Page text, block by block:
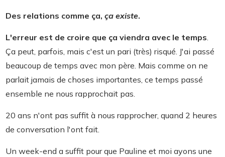
Des relations comme ça, ça existe.
L'erreur est de croire que ça viendra avec le temps.
Ça peut, parfois, mais c'est un pari (très) risqué. J'ai passé
beaucoup de temps avec mon père. Mais comme on ne
parlait jamais de choses importantes, ce temps passé
ensemble ne nous rapprochait pas.
20 ans n'ont pas suffit à nous rapprocher, quand 2 heures
de conversation l'ont fait.
Un week-end a suffit pour que Pauline et moi ayons une